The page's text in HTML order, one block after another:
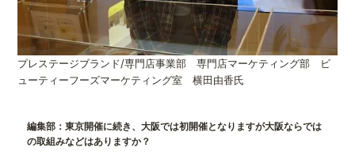
プレステージブランド/専門店事業部 専門店マーケティング部 ビ
ューティーフーズマーケティング室 横田由香氏
編集部：東京開催に続き、大阪では初開催となりますが大阪ならでは
の取組みなどはありますか？